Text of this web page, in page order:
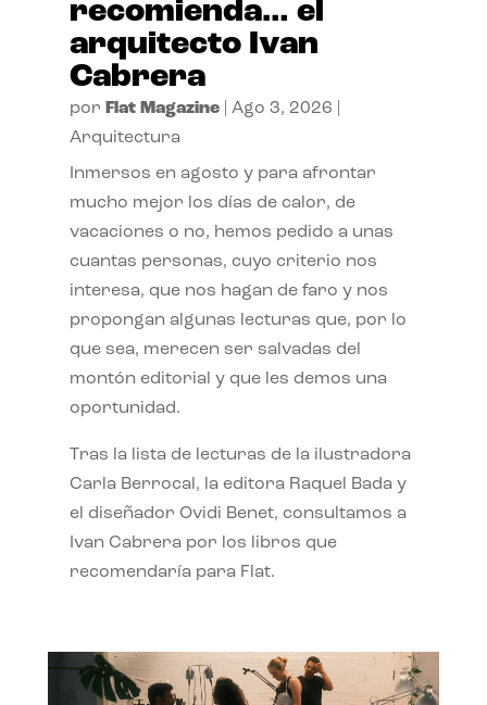
recomienda… el
arquitecto Ivan
Cabrera
por Flat Magazine| Ago 3, 2026
Arquitectura
Inmersos en agosto y para afrontar
mucho mejor los días de calor, de
vacaciones o no, hemos pedido a unas
cuantas personas, cuyo criterio nos
interesa, que nos hagan de faro y nos
propongan algunas lecturas que, por lo
que sea, merecen ser salvadas del
montón editorial y que les demos una
oportunidad.
Tras la lista de lecturas de la ilustradora
Carla Berrocal, la editora Raquel Bada y
el diseñador Ovidi Benet, consultamos a
Ivan Cabrera por los libros que
recomendaría para Flat.